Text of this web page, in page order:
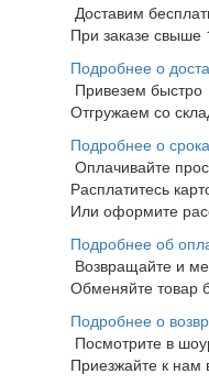
Доставим
При заказе
Подробнее о
Привезем быстро
Отгружаем со
Подробнее о
Оплачивайте
Расплатитесь
Или оформите
Подробнее об
Возвращайте и
Обменяйте товар
Подробнее о
Посмотрите в
Приезжайте к нам